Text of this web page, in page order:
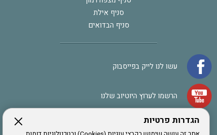
הגדרות פרטיות
סניף אילת
סניף הבדואים
עשו לנו לייק בפייסבוק
הרשמו לערוץ היוטיוב שלנו